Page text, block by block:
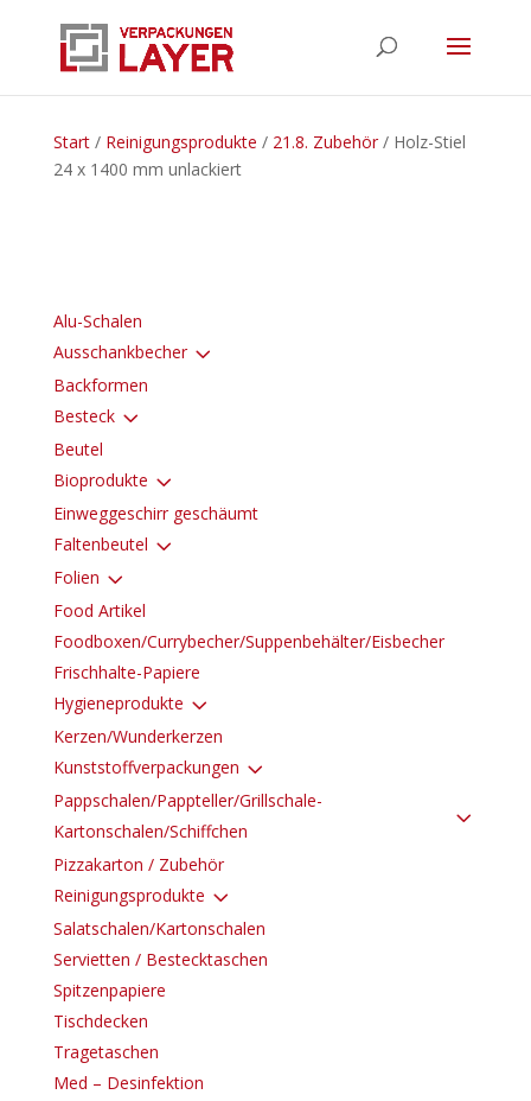
Start/ Reinigungsprodukte / 21.8. Zubehör/ Holz-Stiel
24 x 1400 mm unlackiert
Alu-Schalen
Ausschankbecher3
Backformen
Besteck3
Beutel
Bioprodukte 3
Einweggeschirr geschäumt
Faltenbeutel 3
Folien 3
Food Artikel
Foodboxen/Currybecher/Suppenbehälter/Eisbecher
Frischhalte-Papiere
Hygieneprodukte 3
Kerzen/Wunderkerzen
Kunststoffverpackungen 3
Pappschalen/Pappteller/Grillschale-
Kartonschalen/Schiffchen
3
Pizzakarton / Zubehör
Reinigungsprodukte 3
Salatschalen/Kartonschalen
Servietten / Bestecktaschen
Spitzenpapiere
Tischdecken
Tragetaschen
Med – Desinfektion